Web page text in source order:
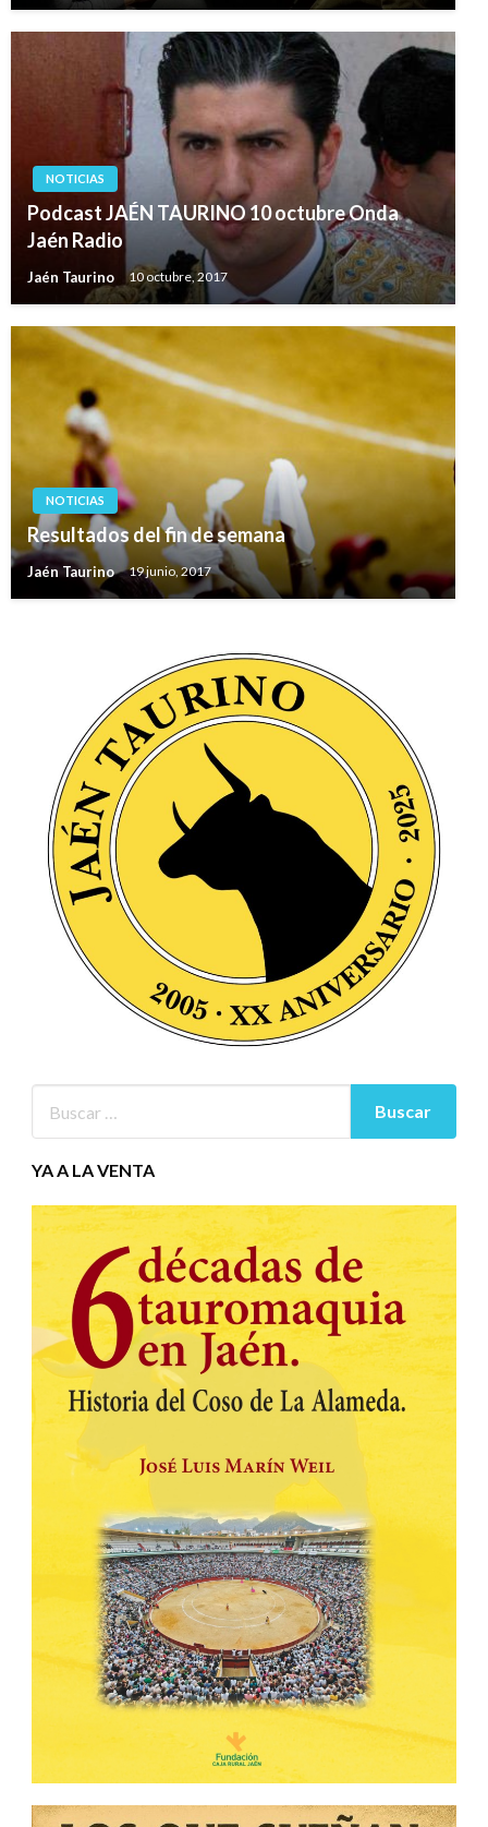
NOTICIAS
Podcast JAÉN TAURINO 10 octubre Onda
Jaén Radio
Jaén Taurino 10 octubre, 2017
NOTICIAS
Resultados del fin de semana
Jaén Taurino 19 junio, 2017
YA A LA VENTA